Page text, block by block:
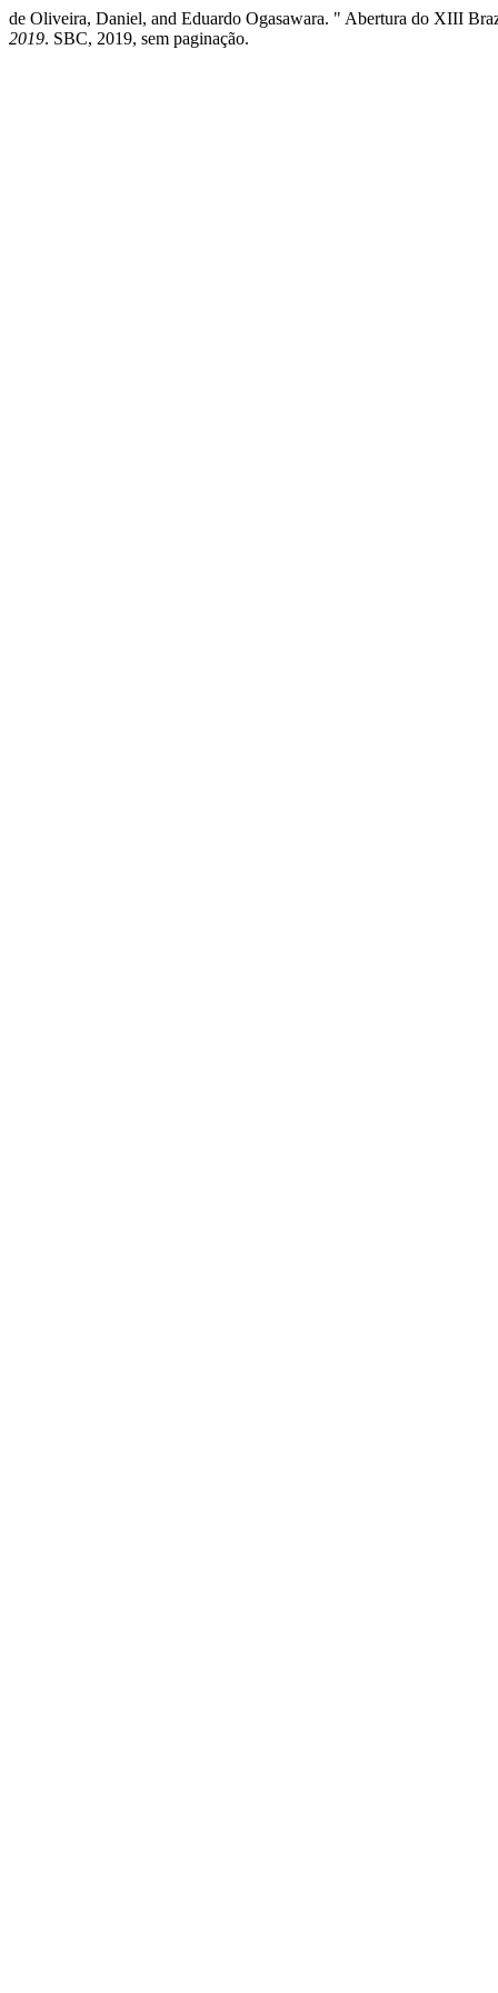
de Oliveira, Daniel, and Eduardo Ogasawara. " Abertura do XIII
2019. SBC, 2019, sem paginação.